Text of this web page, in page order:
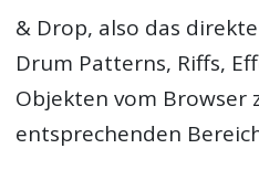
& Drop, also das
Drum Patterns, Riffs,
Objekten vom Browser
entsprechenden